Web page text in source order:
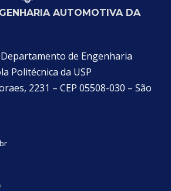
AUTOMOTIVA DA
de Engenharia
Politécnica da USP
2231 – CEP 05508-030 – São